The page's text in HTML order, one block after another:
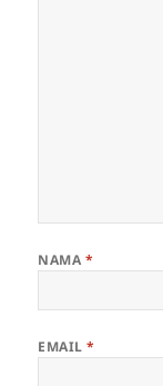
NAMA *
EMAIL*